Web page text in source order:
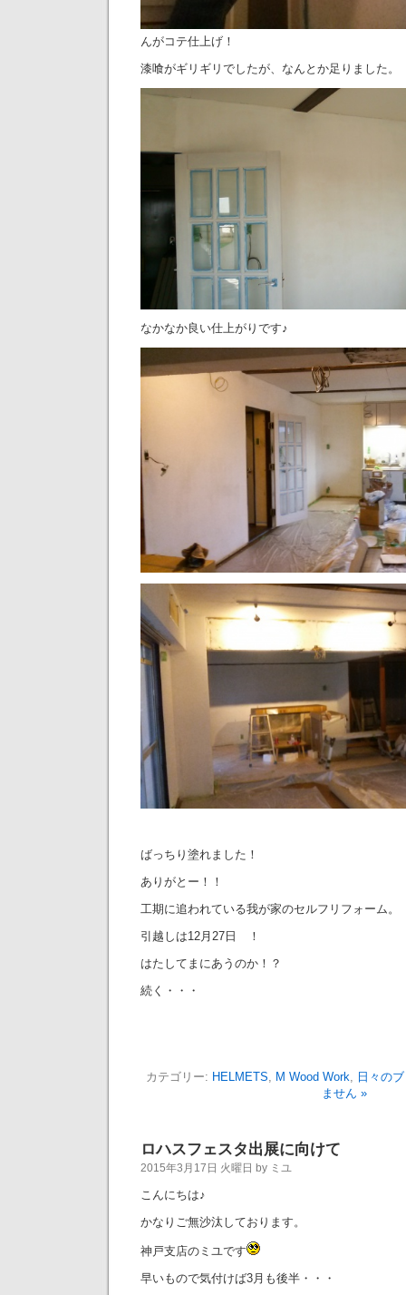
んがコテ仕上げ！
漆喰がギリギリでしたが、なんとか足りました。
なかなか良い仕上がりです♪
ばっちり塗れました！
ありがとー！！
工期に追われている我が家のセルフリフォーム。
引越しは12月27日 ！
はたしてまにあうのか！？
続く・・・
カテゴリー: HELMETS, M Wood Work, 日々の
ません »
ロハスフェスタ出展に向けて
2015年3月17日 火曜日 by ミユ
こんにちは♪
かなりご無沙汰しております。
神戸支店のミユです
早いもので気付けば3月も後半・・・